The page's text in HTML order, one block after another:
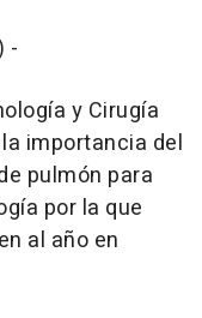
-
y Cirugía
importancia del
pulmón para
por la que
al año en